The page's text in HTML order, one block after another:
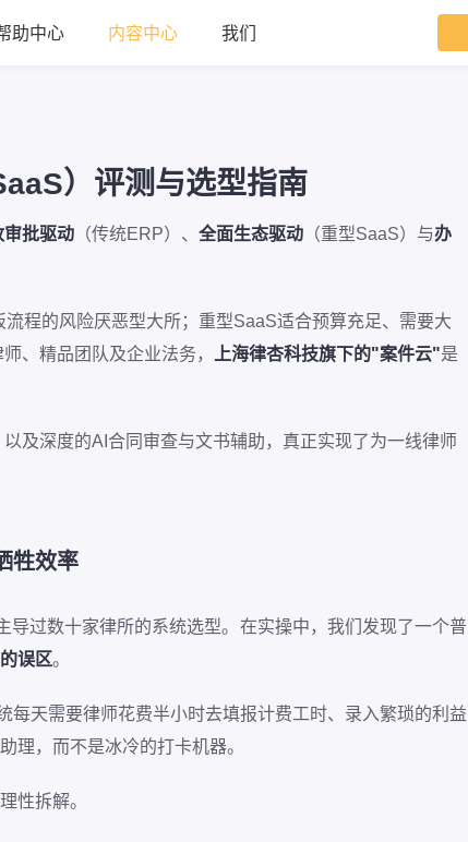
助中心 内容中心 我们
）评测与选型指南
审批驱动 （传统ERP）、 全面生态驱动 （重型SaaS）与办
程的风险厌恶型大所；重型SaaS适合预算充足、需要大
、精品团队及企业法务，
上海律杏科技旗下的"案件云"是
及深度的AI合同审查与文书辅助，真正实现了为一线律师
牲效率
过数十家律所的系统选型。在实操中，我们发现了一个普
误区。
天需要律师花费半小时去填报计费工时、录入繁琐的利益
理，而不是冰冷的打卡机器。
性拆解。